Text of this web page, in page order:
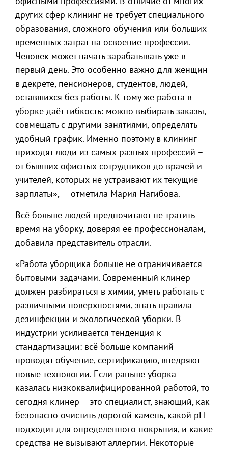
других сфер клининг не требует специального
образования, сложного обучения или больших
временных затрат на освоение профессии.
Человек может начать зарабатывать уже в
первый день. Это особенно важно для женщин
в декрете, пенсионеров, студентов, людей,
оставшихся без работы. К тому же работа в
уборке даёт гибкость: можно выбирать заказы,
совмещать с другими занятиями, определять
удобный график. Именно поэтому в клининг
приходят люди из самых разных профессий –
от бывших офисных сотрудников до врачей и
учителей, которых не устраивают их текущие
зарплаты», — отметила Мария Нагибова.
Всё больше людей предпочитают не тратить
время на уборку, доверяя её профессионалам,
добавила представитель отрасли.
«Работа уборщика больше не ограничивается
бытовыми задачами. Современный клинер
должен разбираться в химии, уметь работать с
различными поверхностями, знать правила
дезинфекции и экологической уборки. В
индустрии усиливается тенденция к
стандартизации: всё больше компаний
проводят обучение, сертификацию, внедряют
новые технологии. Если раньше уборка
казалась низкоквалифицированной работой, то
сегодня клинер – это специалист, знающий, как
безопасно очистить дорогой камень, какой pH
подходит для определенного покрытия, и какие
средства не вызывают аллергии. Некоторые